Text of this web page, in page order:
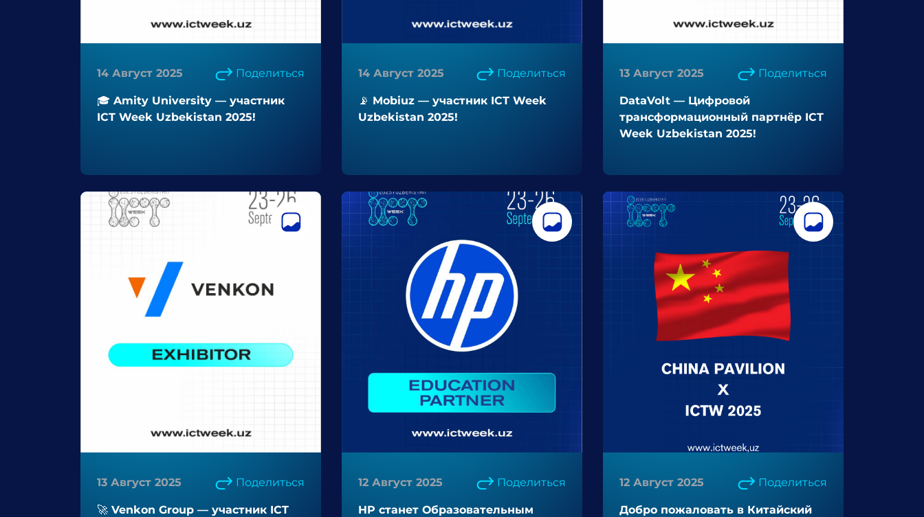
14 Август 2025 Поделиться
🎓 Amity University — участник
ICT Week Uzbekistan 2025!
14 Август 2025 Поделиться
📡 Mobiuz — участник ICT Week
Uzbekistan 2025!
13 Август 2025 Поделиться
DataVolt — Цифровой
трансформационный партнёр ICT
Week Uzbekistan 2025!
13 Август 2025 Поделиться
🚀 Venkon Group — участник ICT
12 Август 2025 Поделиться
HP станет Образовательным
12 Август 2025 Поделиться
Добро пожаловать в Китайский